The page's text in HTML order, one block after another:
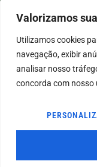
Valorizamos
Utilizamos cookies
navegação, exibir
analisar nosso
concorda com nosso
© COPYRIGHT2026→